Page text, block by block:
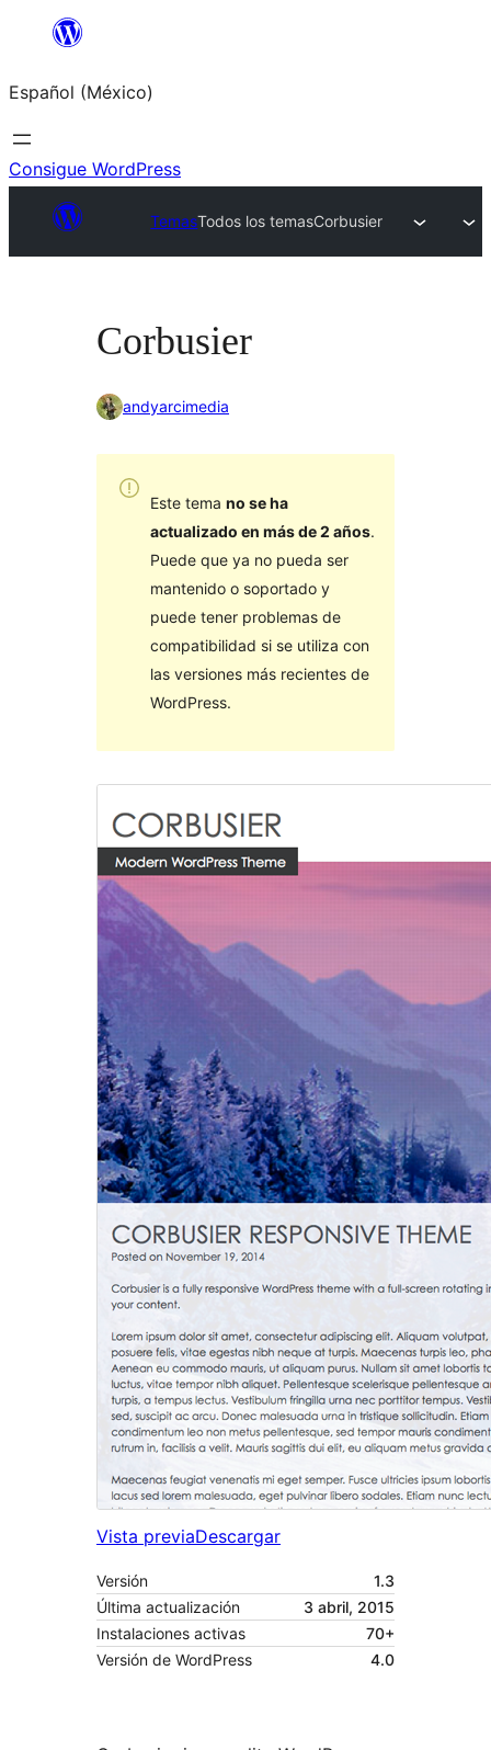
Saltar
contenido
Español (México)
Consigue WordPress
TemasTodos los temasCorbusier
Corbusier
andyarcimedia
Este tema no se ha
actualizado en más de 2 años.
Puede que ya no pueda ser
mantenido o soportado y
puede tener problemas de
compatibilidad si se utiliza con
las versiones más recientes de
WordPress.
Vista previaDescargar
Versión
1.3
Última actualización
3 abril, 2015
Instalaciones activas
70+
Versión de WordPress
4.0